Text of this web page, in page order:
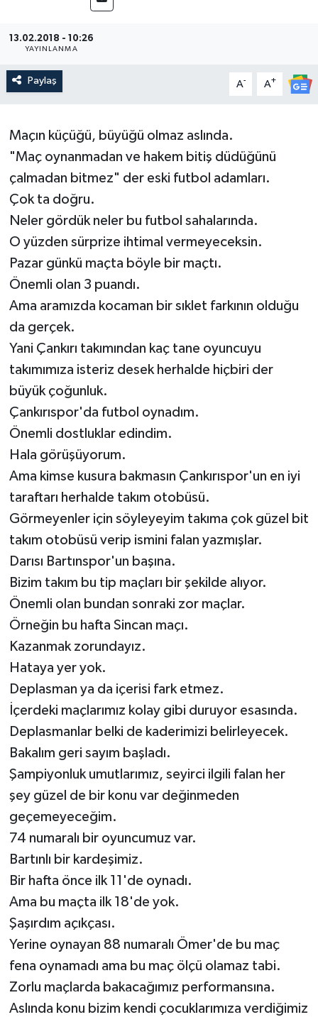
13.02.2018 - 10:26
YAYINLANMA
Paylaş A- A+
Maçın küçüğü, büyüğü olmaz aslında.
"Maç oynanmadan ve hakem bitiş düdüğünü
çalmadan bitmez" der eski futbol adamları.
Çok ta doğru.
Neler gördük neler bu futbol sahalarında.
O yüzden sürprize ihtimal vermeyeceksin.
Pazar günkü maçta böyle bir maçtı.
Önemli olan 3 puandı.
Ama aramızda kocaman bir sıklet farkının olduğu
da gerçek.
Yani Çankırı takımından kaç tane oyuncuyu
takımımıza isteriz desek herhalde hiçbiri der
büyük çoğunluk.
Çankırıspor'da futbol oynadım.
Önemli dostluklar edindim.
Hala görüşüyorum.
Ama kimse kusura bakmasın Çankırıspor'un en iyi
taraftarı herhalde takım otobüsü.
Görmeyenler için söyleyeyim takıma çok güzel bit
takım otobüsü verip ismini falan yazmışlar.
Darısı Bartınspor'un başına.
Bizim takım bu tip maçları bir şekilde alıyor.
Önemli olan bundan sonraki zor maçlar.
Örneğin bu hafta Sincan maçı.
Kazanmak zorundayız.
Hataya yer yok.
Deplasman ya da içerisi fark etmez.
İçerdeki maçlarımız kolay gibi duruyor esasında.
Deplasmanlar belki de kaderimizi belirleyecek.
Bakalım geri sayım başladı.
Şampiyonluk umutlarımız, seyirci ilgili falan her
şey güzel de bir konu var değinmeden
geçemeyeceğim.
74 numaralı bir oyuncumuz var.
Bartınlı bir kardeşimiz.
Bir hafta önce ilk 11'de oynadı.
Ama bu maçta ilk 18'de yok.
Şaşırdım açıkçası.
Yerine oynayan 88 numaralı Ömer'de bu maç
fena oynamadı ama bu maç ölçü olamaz tabi.
Zorlu maçlarda bakacağımız performansına.
Aslında konu bizim kendi çocuklarımıza verdiğimiz
Sivil Toplum
Siyaset
Spor
Tarım
Turizm
Yerel Yönetimler
DÜNYA
YEREL